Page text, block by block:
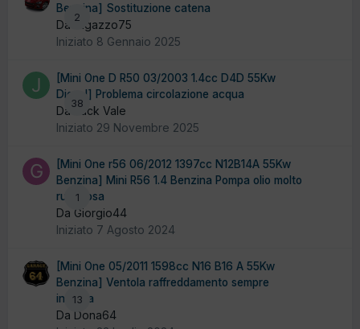
2
Benzina] Sostituzione catena
Da ragazzo75
Iniziato 8 Gennaio 2025
38
[Mini One D R50 03/2003 1.4cc D4D 55Kw
Diesel] Problema circolazione acqua
Da Jack Vale
Iniziato 29 Novembre 2025
1
[Mini One r56 06/2012 1397cc N12B14A 55Kw
Benzina] Mini R56 1.4 Benzina Pompa olio molto
rumorosa
Da Giorgio44
Iniziato 7 Agosto 2024
13
[Mini One 05/2011 1598cc N16 B16 A 55Kw
Benzina] Ventola raffreddamento sempre
inserita
Da Dona64